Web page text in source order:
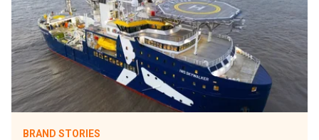
BRAND STORIES